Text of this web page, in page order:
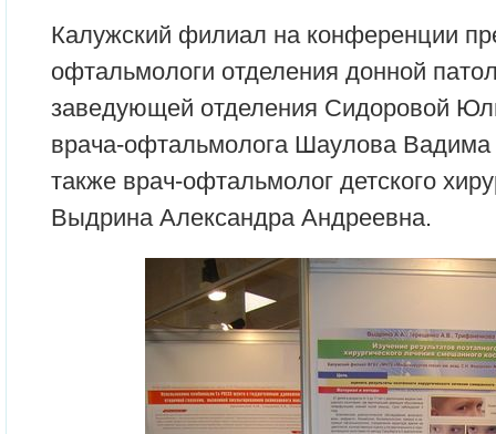
Калужский филиал на конференции
офтальмологи отделения донной
заведующей отделения Сидоровой
врача-офтальмолога Шаулова
также врач-офтальмолог детского
Выдрина Александра Андреевна.